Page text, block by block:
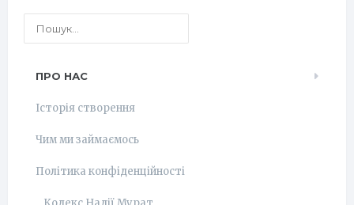
ПРО НАС
Історія створення
Чим ми займаємось
Політика конфіденційності